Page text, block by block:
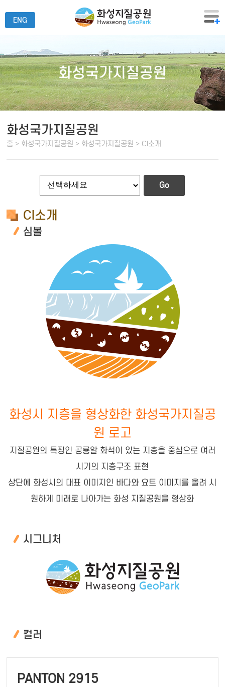
ENG
화성국가지질공원
화성국가지질공원
홈 > 화성국가지질공원 > 화성국가지질공원 > CI소개
Go
CI소개
심볼
화성시 지층을 형상화한 화성국가지질공
원 로고
지질공원의 특징인 공룡알 화석이 있는 지층을 중심으로 여러
시기의 지층구조 표현
상단에 화성시의 대표 이미지인 바다와 요트 이미지를 올려 시
원하게 미래로 나아가는 화성 지질공원을 형상화
시그니처
컬러
PANTON 2915